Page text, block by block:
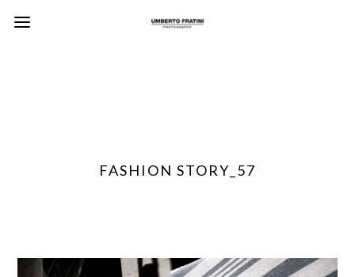
FASHION STORY_57